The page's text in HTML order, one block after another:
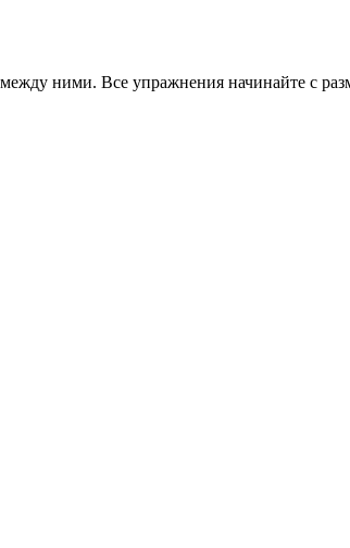
ними. Все упражнения начинайте с